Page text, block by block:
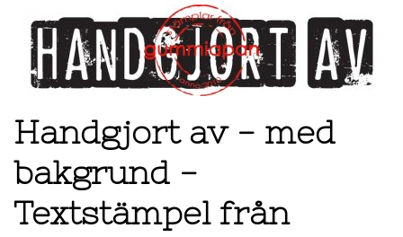
Handgjort av - med
bakgrund -
Textstämpel från